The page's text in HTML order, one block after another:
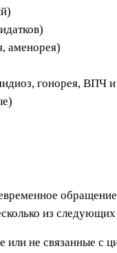
аменорея)
гонорея, ВПЧ
из
или не связанные с